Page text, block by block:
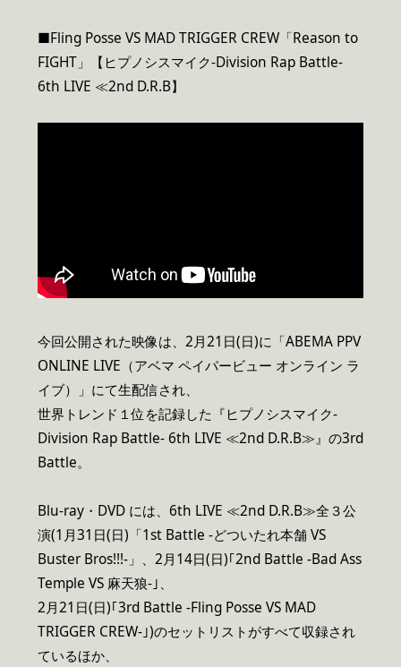
■Fling Posse VS MAD TRIGGER CREW「Reason to
FIGHT」【ヒプノシスマイク-Division Rap Battle-
6th LIVE ≪2nd D.R.B】
今回公開された映像は、2月21日(日)に「ABEMA PPV
ONLINE LIVE（アベマ ペイパービュー オンライン ラ
イブ）」にて生配信され、
世界トレンド１位を記録した『ヒプノシスマイク-
Division Rap Battle- 6th LIVE ≪2nd D.R.B≫』の3rd
Battle。
Blu-ray・DVD には、6th LIVE ≪2nd D.R.B≫全３公
演(1月31日(日)「1st Battle -どついたれ本舗 VS
Buster Bros!!!-」、2月14日(日)｢2nd Battle -Bad Ass
Temple VS 麻天狼-｣、
2月21日(日)｢3rd Battle -Fling Posse VS MAD
TRIGGER CREW-｣)のセットリストがすべて収録され
ているほか、